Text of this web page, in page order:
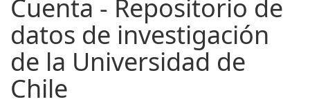
Cuenta - Repositorio de
datos de investigación
de la Universidad de
Chile